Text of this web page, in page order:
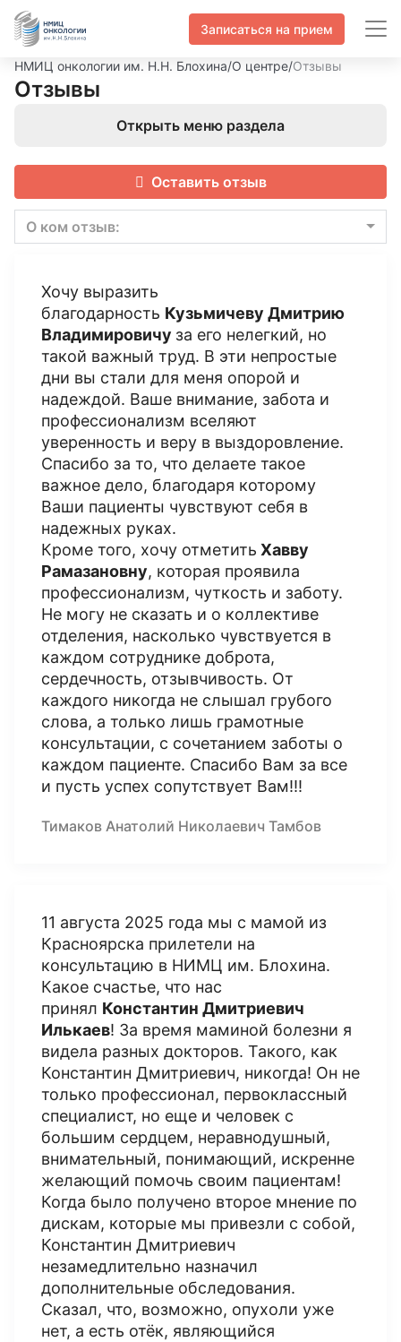
Записаться на прием
НМИЦ онкологии им. Н.Н. Блохина/О центре/Отзывы
Отзывы
Открыть меню раздела
Оставить отзыв
О ком отзыв:
Хочу выразить
благодарность Кузьмичеву Дмитрию
Владимировичу за его нелегкий, но
такой важный труд. В эти непростые
дни вы стали для меня опорой и
надеждой. Ваше внимание, забота и
профессионализм вселяют
уверенность и веру в выздоровление.
Спасибо за то, что делаете такое
важное дело, благодаря которому
Ваши пациенты чувствуют себя в
надежных руках.
Кроме того, хочу отметить Хавву
Рамазановну, которая проявила
профессионализм, чуткость и заботу.
Не могу не сказать и о коллективе
отделения, насколько чувствуется в
каждом сотруднике доброта,
сердечность, отзывчивость. От
каждого никогда не слышал грубого
слова, а только лишь грамотные
консультации, с сочетанием заботы о
каждом пациенте. Спасибо Вам за все
и пусть успех сопутствует Вам!!!
Тимаков Анатолий Николаевич Тамбов
11 августа 2025 года мы с мамой из
Красноярска прилетели на
консультацию в НИМЦ им. Блохина.
Какое счастье, что нас
принял Константин Дмитриевич
Илькаев! За время маминой болезни я
видела разных докторов. Такого, как
Константин Дмитриевич, никогда! Он не
только профессионал, первоклассный
специалист, но еще и человек с
большим сердцем, неравнодушный,
внимательный, понимающий, искренне
желающий помочь своим пациентам!
Когда было получено второе мнение по
дискам, которые мы привезли с собой,
Константин Дмитриевич
незамедлительно назначил
дополнительные обследования.
Сказал, что, возможно, опухоли уже
нет, а есть отёк, являющийся